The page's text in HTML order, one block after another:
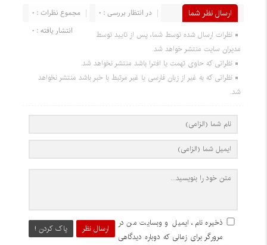
ارسال نظر شما مجموع نظرات : ۰
در انتظار بررسی : ۰
انتشار یافته : ۰
نظرات ارسال شده توسط شما، پس از تایید توسط
مدیران سایت منتشر خواهد شد.
نظراتی که حاوی تهمت یا افترا باشد منتشر نخواهد شد.
نظراتی که به غیر از زبان فارسی یا غیر مرتبط با خبر باشد منتشر نخواهد
شد.
ارسال نظر پاک کردن !
ذخیره نام، ایمیل و وبسایت من در
مرورگر برای زمانی که دوباره دیدگاهی